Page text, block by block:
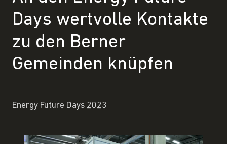
Days wertvolle Kontakte
zu den Berner
Gemeinden knüpfen
Energy Future Days 2023